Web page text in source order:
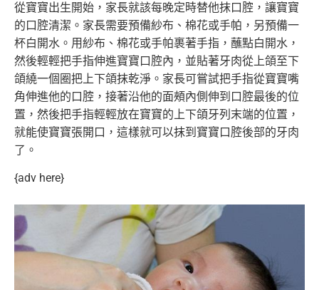
從寶寶出生開始，家長就該每晚定時替他抹口腔，讓寶寶
的口腔清潔 。家長需要預備紗布、棉花或手帕，另預備一
杯白開水。用紗布、 棉花或手帕裹著手指，蘸點白開水，
然後輕輕把手指伸進寶寶口腔內 ，並貼著牙肉從上頜至下
頜繞一個圈把上下頜抹乾淨。家長可嘗試把手指從寶寶嘴
角伸進他的口腔，接著沿他的面頰內側伸到口腔最後的位
置，然後把手指輕輕放在寶寶的上下頜牙列末端的位置，
就能使寶寶張開口，這樣就可以抹到寶寶口腔後部的牙肉
了。
{adv here}